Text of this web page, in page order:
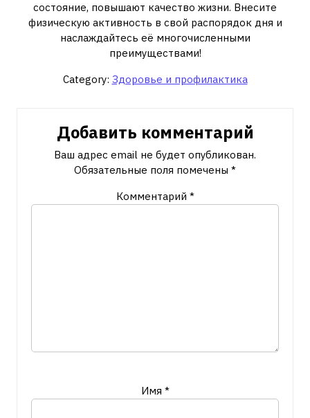
состояние‚ повышают качество жизни. Внесите
физическую активность в свой распорядок дня и
наслаждайтесь её многочисленными
преимуществами!
Category: Здоровье и профилактика
Добавить комментарий
Ваш адрес email не будет опубликован.
Обязательные поля помечены *
Комментарий *
Имя *